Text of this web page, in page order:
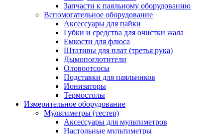
Запчасти к паяльному оборудованию
Вспомогательное оборудование
Аксессуары для пайки
Губки и средства для очистки жала
Емкости для флюса
Штативы для плат (третья рука)
Дымопоглотители
Оловоотсосы
Подставки для паяльников
Ионизаторы
Термостолы
Измерительное оборудование
Мультиметры (тестер)
Аксессуары для мультиметров
Настольные мультиметры